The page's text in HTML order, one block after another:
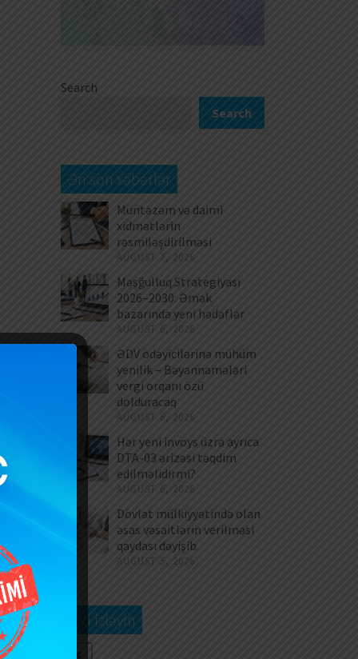
Search
Search
Ən son xəbərlər
Müntəzəm və daimi
xidmətlərin
rəsmiləşdirilməsi
AUGUST 7, 2026
Məşğulluq Strategiyası
2026–2030: Əmək
bazarında yeni hədəflər
AUGUST 6, 2026
ƏDV ödəyicilərinə mühüm
yenilik – Bəyannamələri
vergi orqanı özü
dolduracaq
AUGUST 6, 2026
Hər yeni invoys üzrə ayrıca
DTA-03 ərizəsi təqdim
edilməlidirmi?
AUGUST 6, 2026
Dövlət mülkiyyətində olan
əsas vəsaitlərin verilməsi
qaydası dəyişib
AUGUST 5, 2026
Bizi izləyin